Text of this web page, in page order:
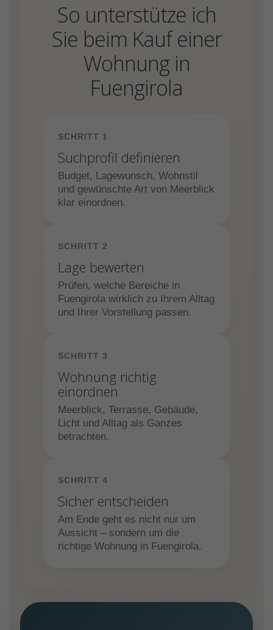
So unterstütze ich
Sie beim Kauf einer
Wohnung in
Fuengirola
SCHRITT 1
Suchprofil definieren
Budget, Lagewunsch, Wohnstil
und gewünschte Art von Meerblick
klar einordnen.
SCHRITT 2
Lage bewerten
Prüfen, welche Bereiche in
Fuengirola wirklich zu Ihrem Alltag
und Ihrer Vorstellung passen.
SCHRITT 3
Wohnung richtig
einordnen
Meerblick, Terrasse, Gebäude,
Licht und Alltag als Ganzes
betrachten.
SCHRITT 4
Sicher entscheiden
Am Ende geht es nicht nur um
Aussicht – sondern um die
richtige Wohnung in Fuengirola.